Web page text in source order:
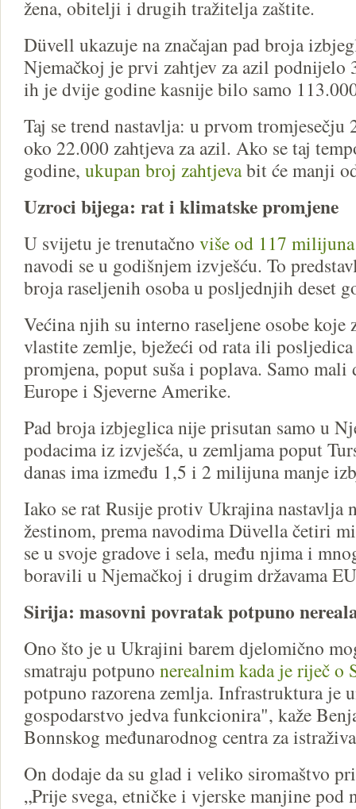
žena, obitelji i drugih tražitelja zaštite.
Düvell ukazuje na značajan pad broja
Njemačkoj je prvi zahtjev za azil
ih je dvije godine kasnije bilo samo
Taj se trend nastavlja: u prvom
oko 22.000 zahtjeva za azil. Ako se taj
godine, ukupan broj zahtjevabit će manji
Uzroci bijega: rat i klimatske promjene
U svijetu je trenutačno više od 117
navodi se u godišnjem izvješću. To
broja raseljenih osoba u posljednjih deset
Većina njih su interno raseljene osobe koje
vlastite zemlje, bježeći od rata ili
promjena, poput suša i poplava. Samo
Europe i Sjeverne Amerike.
Pad broja izbjeglica nije prisutan samo u
podacima iz izvješća, u zemljama poput
danas ima između 1,5 i 2 milijuna manje
Iako se rat Rusije protiv Ukrajina nastavlja
žestinom, prema navodima Düvella četiri
se u svoje gradove i sela, među njima i
boravili u Njemačkoj i drugim državama
Sirija: masovni povratak potpuno
Ono što je u Ukrajini barem djelomično
smatraju potpuno nerealnim kada je riječ o
potpuno razorena zemlja. Infrastruktura je
gospodarstvo jedva funkcionira", kaže
Bonnskog međunarodnog centra za
On dodaje da su glad i veliko siromaštvo
„Prije svega, etničke i vjerske manjine pod